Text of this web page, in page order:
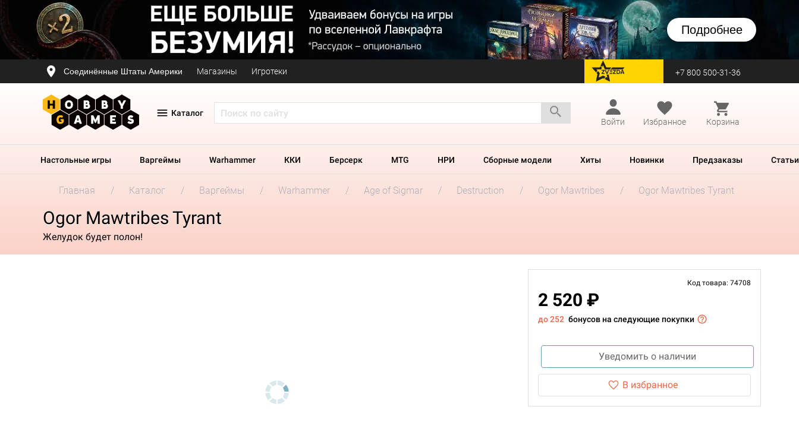
Подробнее
Соединённые Штаты Америки Магазины Игротеки перейти на Zvezda +7 800 500-31-36
Каталог
Войти
Избранное Корзина
Настольные игры Варгеймы Warhammer ККИ Берсерк MTG НРИ Сборные модели Хиты Новинки Предзаказы Статьи
Главная Каталог Варгеймы Warhammer Age of Sigmar Destruction Ogor Mawtribes Ogor Mawtribes Tyrant
Ogor Mawtribes Tyrant
Желудок будет полон!
Код товара: 74708
2 520 ₽
до 252 бонусов на следующие покупки
Уведомить о наличии
В избранное